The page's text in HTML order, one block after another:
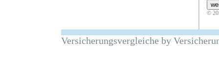
©
Versicherungsvergleiche by